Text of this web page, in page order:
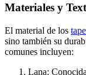
Materiales y
El material de los
sino también su
comunes incluyen:
Lana: